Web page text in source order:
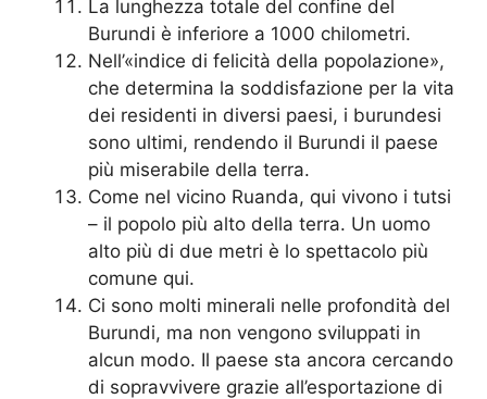
La lunghezza totale del confine del
Burundi è inferiore a 1000 chilometri.
Nell’«indice di felicità della popolazione»,
che determina la soddisfazione per la vita
dei residenti in diversi paesi, i burundesi
sono ultimi, rendendo il Burundi il paese
più miserabile della terra.
Come nel vicino Ruanda, qui vivono i tutsi
– il popolo più alto della terra. Un uomo
alto più di due metri è lo spettacolo più
comune qui.
Ci sono molti minerali nelle profondità del
Burundi, ma non vengono sviluppati in
alcun modo. Il paese sta ancora cercando
di sopravvivere grazie all’esportazione di